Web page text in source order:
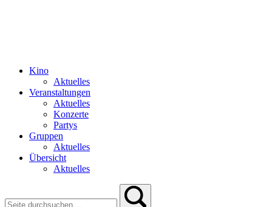
Kino
Aktuelles
Veranstaltungen
Aktuelles
Konzerte
Partys
Gruppen
Aktuelles
Übersicht
Aktuelles